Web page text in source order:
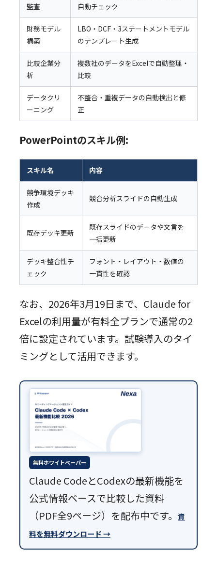
監査
自動チェック
財務モデル
構築
LBO・DCF・3ステートメントモデル
のテンプレート生成
比較企業分
析
複数社のデータをExcelで自動整理・
比較
データクリ
ーニング
不整合・重複データの自動検出と修
正
PowerPointのスキル例:
スキル名 内容
競争環境デッキ
作成
競合分析スライドの自動生成
既存デッキ更新
既存スライドのデータや文言を
一括更新
デッキ整合性チ
ェック
フォント・レイアウト・数値の
一貫性を確認
なお、2026年3月19日まで、Claude for
Excelの利用量が有料全プランで通常の2
倍に設定されています。試験導入のタイ
ミングとして活用できます。
無料ホワイトペーパー
Claude CodeとCodexの最新機能を
公式情報ベースで比較した資料
（PDF全9ページ）を配布中です。 資
料を無料ダウンロード →